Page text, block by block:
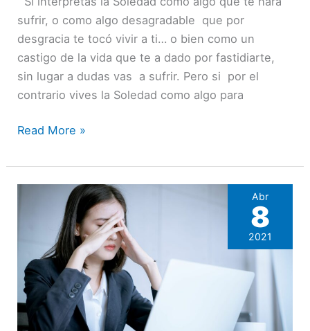
sufrir, o como algo desagradable que por
desgracia te tocó vivir a ti… o bien como un
castigo de la vida que te a dado por fastidiarte,
sin lugar a dudas vas a sufrir. Pero si por el
contrario vives la Soledad como algo para
desolación.
Read More »
Abr
8
2021